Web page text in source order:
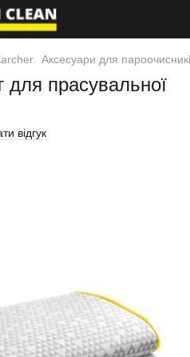
Аксесуари для
для прасувальної
відгук